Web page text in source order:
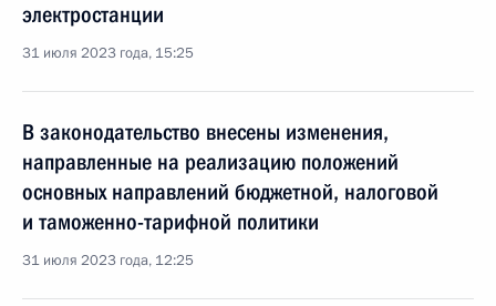
электростанции
31 июля 2023 года, 15:25
В законодательство внесены изменения,
направленные на реализацию положений
основных направлений бюджетной, налоговой
и таможенно-тарифной политики
31 июля 2023 года, 12:25